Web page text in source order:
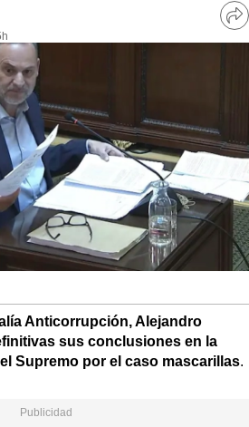
Anticorrupción, Alejandro
sus conclusiones en la
Supremo por el caso mascarillas.